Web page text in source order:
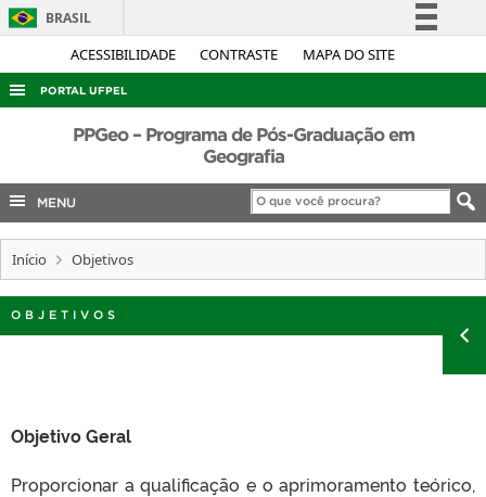
ACESSIBILIDADE CONTRASTE MAPA DO SITE
BRASIL
Simplifique!
Acesso à informação
Legislação
Canais
PORTAL UFPEL
ACESSO À INFORMAÇÃO
COBALTO
CONCURSOS
INTERNACIONAL
PPGeo – Programa de Pós-Graduação em
Geografia
MENU
Início Objetivos
OBJETIVOS
Objetivo Geral
Proporcionar a qualificação e o aprimoramento teórico,